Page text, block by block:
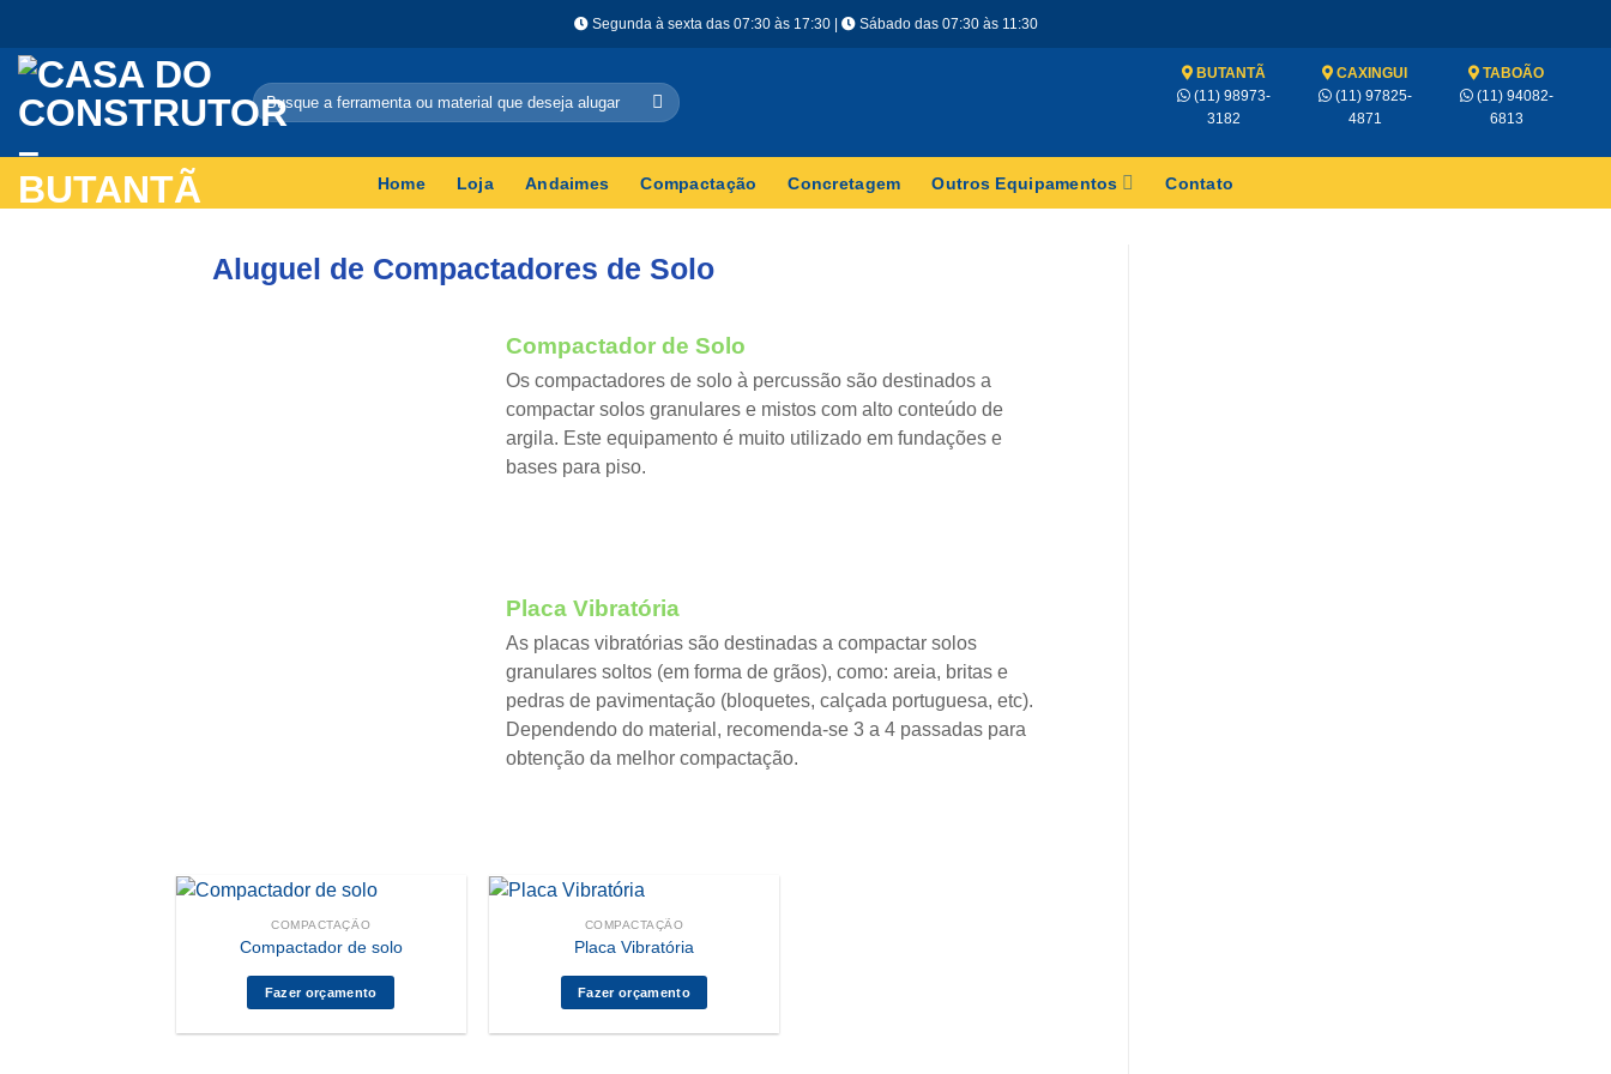
Segunda à sexta das 07:30 às 17:30 | Sábado das 07:30 às 11:30
BUTANTÃ
(11) 98973-
3182
CAXINGUI
(11) 97825-
4871
TABOÃO
(11) 94082-
6813
Home Loja Andaimes Compactação Concretagem Outros Equipamentos Contato
Aluguel de Compactadores de Solo
Compactador de Solo
Os compactadores de solo à percussão são destinados a
compactar solos granulares e mistos com alto conteúdo de
argila. Este equipamento é muito utilizado em fundações e
bases para piso.
Placa Vibratória
As placas vibratórias são destinadas a compactar solos
granulares soltos (em forma de grãos), como: areia, britas e
pedras de pavimentação (bloquetes, calçada portuguesa, etc).
Dependendo do material, recomenda-se 3 a 4 passadas para
obtenção da melhor compactação.
COMPACTAÇÃO
Compactador de solo
Fazer orçamento
COMPACTAÇÃO
Placa Vibratória
Fazer orçamento